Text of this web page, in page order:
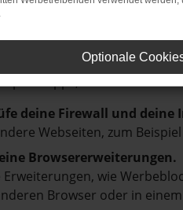
ist ein Fehler aufgetreten.
paar Tipps, die dir helfen
deine Firewall und
Webseiten, zum
Browsererweiterungen.
Erweiterungen, wie
Browser oder in
Optionale